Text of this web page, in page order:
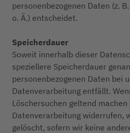
personenbezogenen Daten (z.
o. Ä.) entscheidet.
Speicherdauer
Soweit innerhalb dieser
speziellere Speicherdauer
personenbezogenen Daten bei
Datenverarbeitung entfällt.
Löschersuchen geltend
Datenverarbeitung widerrufen,
gelöscht, sofern wir keine